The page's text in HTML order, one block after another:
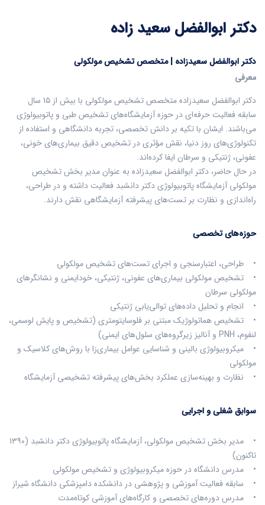
دکتر ابوالفضل سعید زاده
دکتر ابوالفضل سعیدزاده | متخصص تشخیص مولکولی
معرفی
دکتر ابوالفضل سعیدزاده متخصص تشخیص مولکولی با بیش از ۱۵ سال
سابقه فعالیت حرفه‌ای در حوزه آزمایشگاه‌های تشخیص طبی و پاتوبیولوژی
می‌باشند. ایشان با تکیه بر دانش تخصصی، تجربه دانشگاهی و استفاده از
تکنولوژی‌های روز دنیا، نقش مؤثری در تشخیص دقیق بیماری‌های خونی،
عفونی، ژنتیکی و سرطان ایفا کرده‌اند.
در حال حاضر، دکتر ابوالفضل سعیدزاده به عنوان مدیر بخش تشخیص
مولکولی آزمایشگاه پاتوبیولوژی دکتر دانشبد فعالیت داشته و در طراحی،
راه‌اندازی و نظارت بر تست‌های پیشرفته آزمایشگاهی نقش دارند.
حوزه‌های تخصصی
• طراحی، اعتبارسنجی و اجرای تست‌های تشخیص مولکولی
• تشخیص مولکولی بیماری‌های عفونی، ژنتیکی، خودایمنی و نشانگرهای
مولکولی سرطان
• انجام و تحلیل داده‌های توالی‌یابی ژنتیکی
• تشخیص هماتولوژیک مبتنی بر فلوسایتومتری (تشخیص و پایش لوسمی،
لنفوم، PNH و آنالیز زیرگروه‌های سلول‌های ایمنی)
• میکروبیولوژی بالینی و شناسایی عوامل بیماری‌زا با روش‌های کلاسیک و
مولکولی
• نظارت و بهینه‌سازی عملکرد بخش‌های پیشرفته تشخیصی آزمایشگاه
سوابق شغلی و اجرایی
• مدیر بخش تشخیص مولکولی، آزمایشگاه پاتوبیولوژی دکتر دانشبد (۱۳۹۰
تاکنون)
• مدرس دانشگاه در حوزه میکروبیولوژی و تشخیص مولکولی
• سابقه فعالیت آموزشی و پژوهشی در دانشکده دامپزشکی دانشگاه شیراز
• مدرس دوره‌های تخصصی و کارگاه‌های آموزشی کوتاه‌مدت